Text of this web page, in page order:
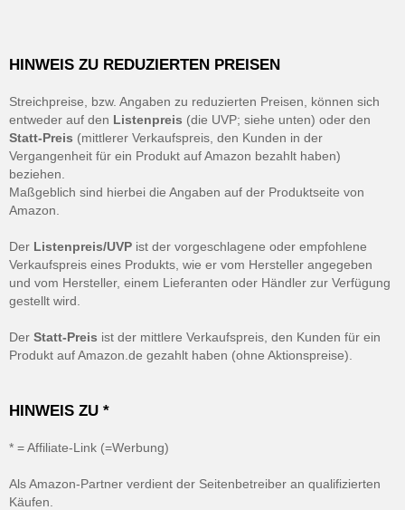
HINWEIS ZU REDUZIERTEN PREISEN
Streichpreise, bzw. Angaben zu reduzierten Preisen, können sich
entweder auf den Listenpreis (die UVP; siehe unten) oder den
Statt-Preis (mittlerer Verkaufspreis, den Kunden in der
Vergangenheit für ein Produkt auf Amazon bezahlt haben)
beziehen.
Maßgeblich sind hierbei die Angaben auf der Produktseite von
Amazon.
Der Listenpreis/UVP ist der vorgeschlagene oder empfohlene
Verkaufspreis eines Produkts, wie er vom Hersteller angegeben
und vom Hersteller, einem Lieferanten oder Händler zur Verfügung
gestellt wird.
Der Statt-Preis ist der mittlere Verkaufspreis, den Kunden für ein
Produkt auf Amazon.de gezahlt haben (ohne Aktionspreise).
HINWEIS ZU *
* = Affiliate-Link (=Werbung)
Als Amazon-Partner verdient der Seitenbetreiber an qualifizierten
Käufen.